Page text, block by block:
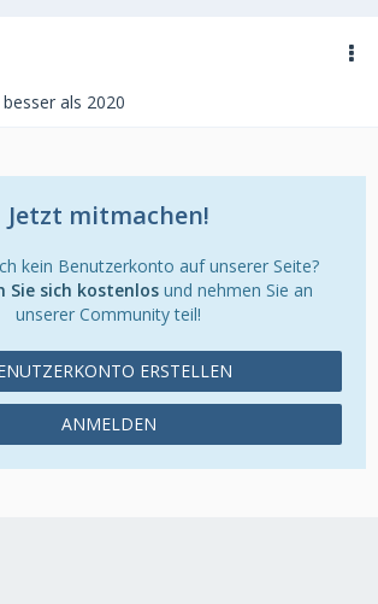
als 2020
Jetzt mitmachen!
kein Benutzerkonto auf unserer Seite?
Sie sich kostenlos und nehmen Sie an
unserer Community teil!
ERSTELLEN
ANMELDEN